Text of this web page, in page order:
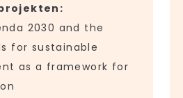
2030 and the
for sustainable
as a framework for